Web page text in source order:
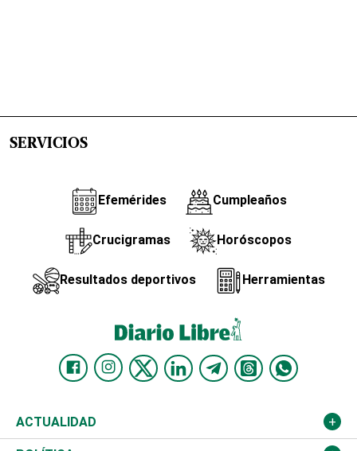
SERVICIOS
Efemérides Cumpleaños
Crucigramas Horóscopos
Resultados deportivos Herramientas
ACTUALIDAD